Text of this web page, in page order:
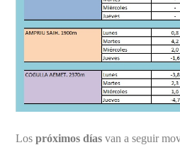
Lospróximos días van a seguir